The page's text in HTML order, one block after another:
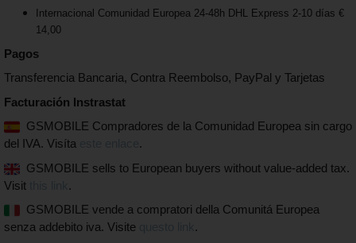
Internacional Comunidad Europea 24-48h DHL Express 2-10 días €
14,00
Pagos
Transferencia Bancaria, Contra Reembolso, PayPal y Tarjetas
Facturación Instrastat
GSMOBILE Compradores de la Comunidad Europea sin cargo
del IVA. Visíta
.
GSMOBILE sells to European buyers without value-added tax.
Visit
.
GSMOBILE vende a compratori della Comunitá Europea
senza addebito iva. Visite
.